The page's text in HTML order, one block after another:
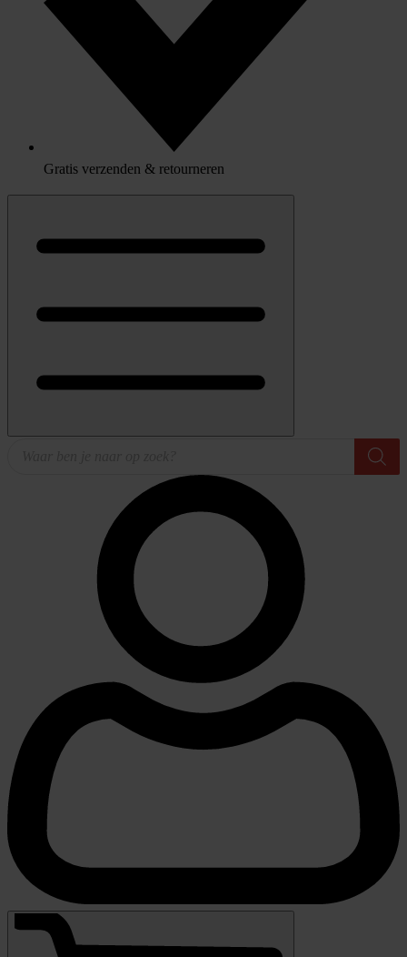
Gratis verzenden & retourneren